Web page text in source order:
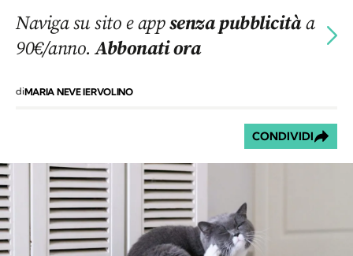
Naviga su sito e appsenza pubblicitàa
90€/anno.Abbonati ora
diMARIA NEVE IERVOLINO
CONDIVIDI